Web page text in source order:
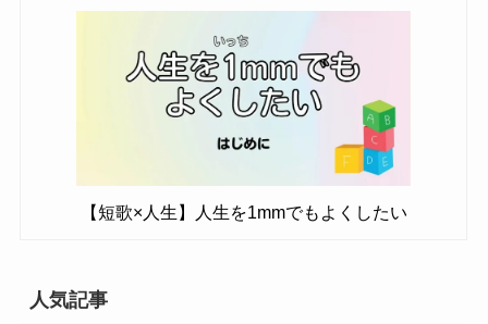
【短歌×人生】人生を1mmでもよくしたい
人気記事